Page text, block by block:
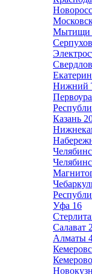
Мытищи
Серпухов
Нижний
Казань
Уфа 16
Салават 2
Алматы
Кемерово